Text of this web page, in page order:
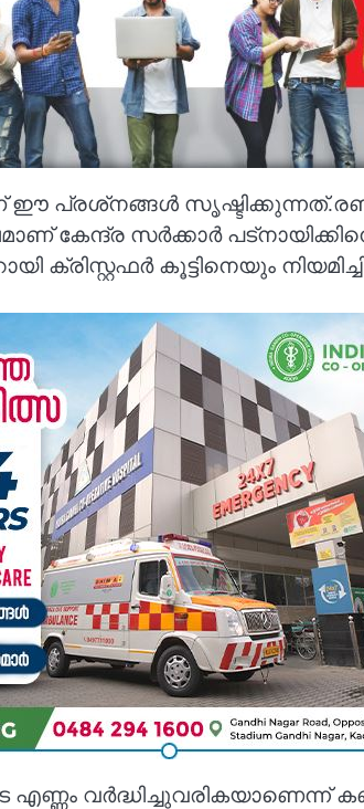
പ്രശ്‌നങ്ങൾ
കേന്ദ്ര സർക്കാർ
കൂട്ടിനെയും
എണ്ണം